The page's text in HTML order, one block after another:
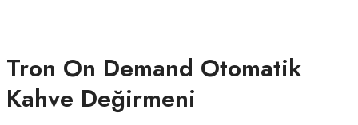
Tron On Demand Otomatik
Kahve Değirmeni